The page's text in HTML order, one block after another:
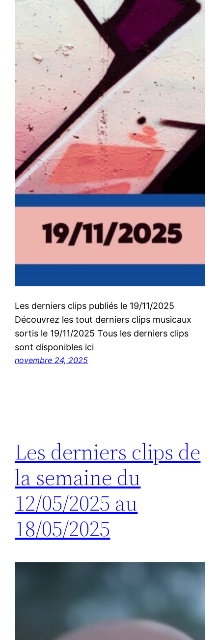
Les derniers clips publiés le 19/11/2025
Découvrez les tout derniers clips musicaux
sortis le 19/11/2025 Tous les derniers clips
sont disponibles ici
novembre 24, 2025
Les derniers clips de
la semaine du
12/05/2025 au
18/05/2025